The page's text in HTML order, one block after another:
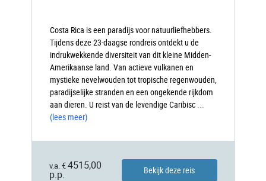
Costa Rica is een paradijs voor natuurliefhebbers.
Tijdens deze 23-daagse rondreis ontdekt u de
indrukwekkende diversiteit van dit kleine Midden-
Amerikaanse land. Van actieve vulkanen en
mystieke nevelwouden tot tropische regenwouden,
paradijselijke stranden en een ongekende rijkdom
aan dieren. U reist van de levendige Caribisc ...
(lees meer)
v.a. € 4515,00
p.p.
Bekijk deze reis